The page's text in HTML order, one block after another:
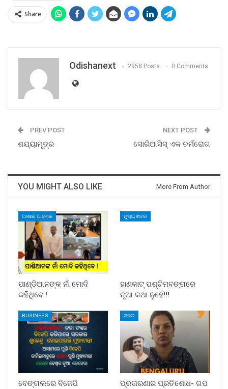
Share
Odishanext 2958 Posts 0 Comments
PREV POST
ଶଯ୍ୟାମୂତ୍ର
NEXT POST
ସୋରିଆସିସ୍ ଏକ ଚର୍ମରୋଗ
YOU MIGHT ALSO LIKE More From Author
ଆଶାର ଆଲୋକ
ପାଣ୍ଡିଆନଙ୍କ ନାଁ ମୋଦି
କହିଥିବେ !
ମୁଖ୍ୟ ଖବର
ହାଣକାଟ୍‌ ପଶ୍ଚିମବଙ୍ଗରେ
ନୂଆ କଥା ନୁହେଁ!!!
BUSINESS
ବେଙ୍ଗଲରେ ବିଜେପି
ଖବର
ପ୍ରତାରଣାର ପ୍ରତିଶୋଧ- ଗପ